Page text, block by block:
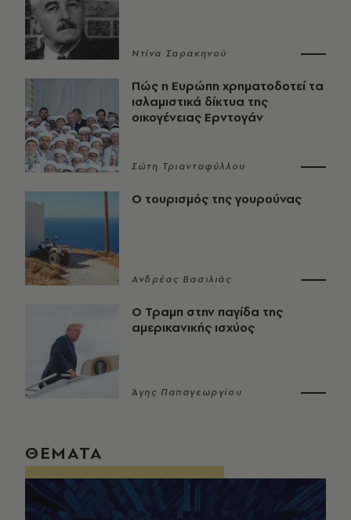
Ντίνα Σαρακηνού
Πώς η Ευρώπη χρηματοδοτεί τα
ισλαμιστικά δίκτυα της
οικογένειας Ερντογάν
Σώτη Τριανταφύλλου
Ο τουρισμός της γουρούνας
Ανδρέας Βασιλιάς
Ο Τραμπ στην παγίδα της
αμερικανικής ισχύος
Άγης Παπαγεωργίου
ΘΕΜΑΤΑ